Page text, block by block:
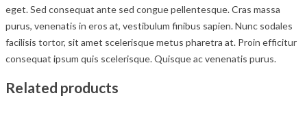
eget. Sed consequat ante sed congue pellentesque. Cras massa
purus, venenatis in eros at, vestibulum finibus sapien. Nunc sodales
facilisis tortor, sit amet scelerisque metus pharetra at. Proin efficitur
consequat ipsum quis scelerisque. Quisque ac venenatis purus.
Related products